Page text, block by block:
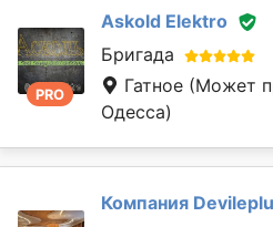
PRO
Askold Elektro
Бригада
Гатное (Может
Одесса)
Компания